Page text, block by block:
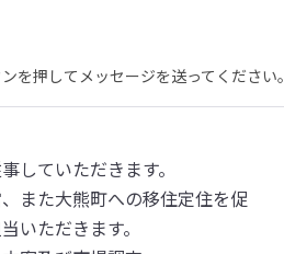
押してメッセージを送ってください。
していただきます。
また大熊町への移住定住を促
いただきます。